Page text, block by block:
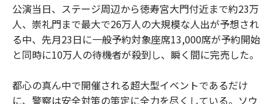
公演当日、ステージ周辺から徳寿宮大門付近まで約23万
人、崇礼門まで最大で26万人の大規模な人出が予想され
る中、先月23日に一般予約対象座席13,000席が予約開始
と同時に10万人の待機者が殺到し、瞬く間に完売した。
都心の真ん中で開催される超大型イベントであるだけ
に、警察は安全対策の策定に全力を尽くしている。ソウ